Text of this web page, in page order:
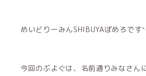
めいどりーみんSHIBUYAぽめろです
今回のぶよぐは、名前通りみなさん